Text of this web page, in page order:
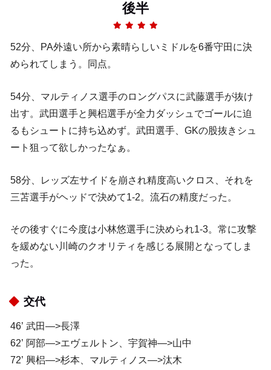
後半
52分、PA外遠い所から素晴らしいミドルを6番守田に決
められてしまう。同点。
54分、マルティノス選手のロングパスに武藤選手が抜け
出す。武田選手と興梠選手が全力ダッシュでゴールに迫
るもシュートに持ち込めず。武田選手、GKの股抜きシュ
ート狙って欲しかったなぁ。
58分、レッズ左サイドを崩され精度高いクロス、それを
三苫選手がヘッドで決めて1-2。流石の精度だった。
その後すぐに今度は小林悠選手に決められ1-3。常に攻撃
を緩めない川崎のクオリティを感じる展開となってしま
った。
交代
46’ 武田—>長澤
62’ 阿部—>エヴェルトン、宇賀神—>山中
72’ 興梠—>杉本、マルティノス—>汰木